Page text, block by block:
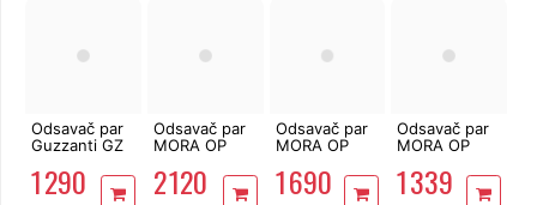
Odsavač par
Guzzanti GZ
1 290
Odsavač par
MORA OP
2 120
Odsavač par
MORA OP
1 690
Odsavač par
MORA OP
1 339